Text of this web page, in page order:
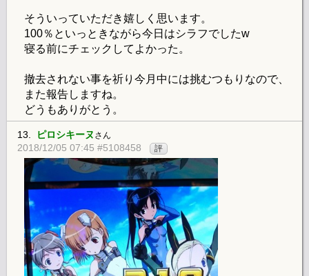
そういっていただき嬉しく思います。
100％といっときながら今日はシラフでしたw
寝る前にチェックしてよかった。
撤去されない事を祈り今月中には挑むつもりなので、
また報告しますね。
どうもありがとう。
13. ピロシキーヌ さん
2018/12/05 07:45 #5108458 評